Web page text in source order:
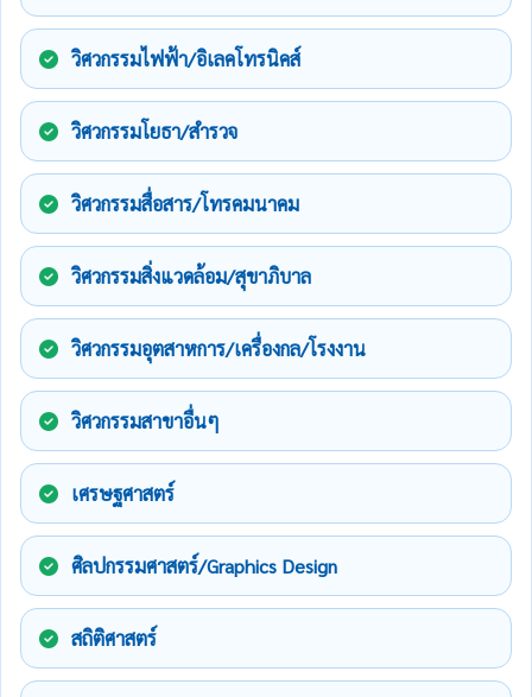
วิศวกรรมไฟฟ้า/อิเลคโทรนิคส์
วิศวกรรมโยธา/สำรวจ
วิศวกรรมสื่อสาร/โทรคมนาคม
วิศวกรรมสิ่งแวดล้อม/สุขาภิบาล
วิศวกรรมอุตสาหการ/เครื่องกล/โรงงาน
วิศวกรรมสาขาอื่นๆ
เศรษฐศาสตร์
ศิลปกรรมศาสตร์/Graphics Design
สถิติศาสตร์